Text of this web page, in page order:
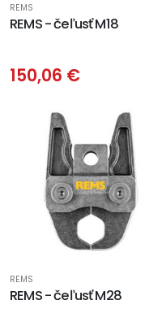
REMS
REMS - čeľusť M18
150,06 €
REMS
REMS - čeľusť M28